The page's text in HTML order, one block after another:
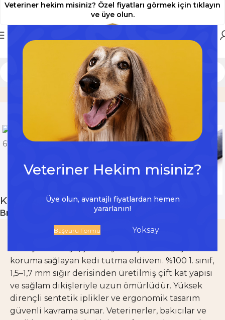
Veteriner Hekim misiniz?
Üye olun, avantajlı fiyatlardan hemen
yararlanın!
Başvuru Formu Yoksay
Veteriner hekim misiniz? Özel fiyatları görmek için tıklayın
ve üye olun.
Kedi Tutma Eldiveni – 5 Parmak 50 CM
Büyütmek için tıklayın
Kedi Tutma Eldiveni – 5 Parmak 50 CM
Brand:
Konç bölgesinde keçe ve kot kumaş takviyeli
koruma sağlayan kedi tutma eldiveni. %100 1. sınıf,
1,5–1,7 mm sığır derisinden üretilmiş çift kat yapısı
ve sağlam dikişleriyle uzun ömürlüdür. Yüksek
dirençli sentetik iplikler ve ergonomik tasarım
güvenli kavrama sunar. Veterinerler, bakıcılar ve